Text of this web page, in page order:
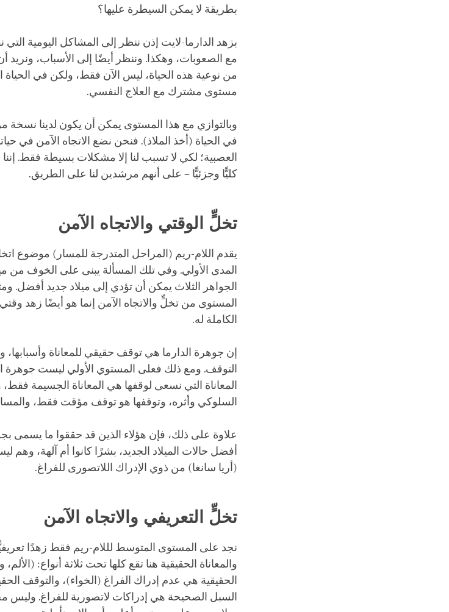
بطريقة لا يمكن السيطرة عليها؟
بزهد الدارما-لايت إذن ننظر إلى المشاكل اليومية التي
مع الصعوبات، وهكذا. وننظر أيضًا إلى الأسباب،
من نوعية هذه الحياة، ليس الآن فقط، ولكن في الحياة
مستوى مشترك مع العلاج النفسي.
وبالتوازي مع هذا المستوى يمكن أن يكون لدينا نسخة
في الحياة (أخذ الملاذ). فنحن نضع الاتجاه الآمن في
العصبية؛ لكي لا تسبب لنا إلا مشكلات بسيطة فقط.
كليًّا وجزئيًّا – على أنهم مرشدين لنا على الطريق.
تخلٍّ الوقتي والاتجاه الآمن
يقدم اللام-ريم (المراحل المتدرجة للمسار) موضوع
المدى الأولي. وفي تلك المسألة يبنى على الخوف من
الجواهر الثلاث يمكن أن تؤدي إلى ميلاد جديد أفضل.
المستوى من تخلٍّ والاتجاه الآمن إنما هو أيضًا زهد
الكاملة له.
إن جوهرة الدارما هي توقف حقيقي للمعاناة
التوقف. ومع ذلك فعلى المستوي الأولي ليست جوهرة
المعاناة التي نسعى لوقفها هي المعاناة الجسيمة
السلوكي وأثره، وتوقفها هو توقف مؤقت فقط،
علاوة على ذلك، فإن هؤلاء الذين قد حققوا ما يسمى
أفضل حالات الميلاد الجديد، بشرًا كانوا أم آلهة، وهم
(أريا سانغا) من ذوي الإدراك اللاتصورى للفراغ.
تخلٍّ التعريفي والاتجاه الآمن
نجد على المستوى المتوسط لللام-ريم فقط زهدًا تعريفيًّا
والمعاناة الحقيقية هنا تقع كلها تحت ثلاثة أنواع:
الحقيقية هي عدم إدراك الفراغ (الخواء)، والتوقف
السبل الصحيحة هي إدراكات لاتصورية للفراغ.